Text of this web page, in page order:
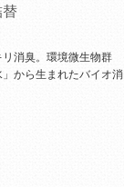
消臭。環境微生物群
」から生まれたバイオ消